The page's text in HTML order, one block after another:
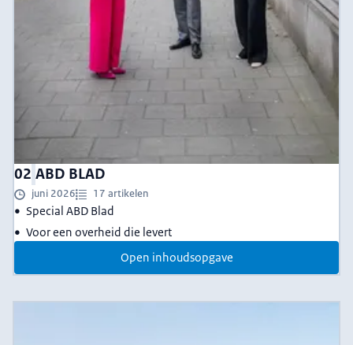
02 ABD BLAD
juni 2026 17 artikelen
Special ABD Blad
Voor een overheid die levert
Open inhoudsopgave